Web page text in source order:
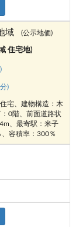
域 (公示地価)
住宅地)
)
宅、建物構造：木
0階、前面道路状
、最寄駅：米子
容積率：300％